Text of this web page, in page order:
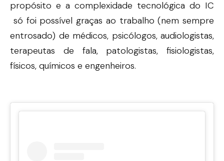
propósito e a complexidade tecnológica do IC
só foi possível graças ao trabalho (nem sempre
entrosado) de médicos, psicólogos, audiologistas,
terapeutas de fala, patologistas, fisiologistas,
físicos, químicos e engenheiros.